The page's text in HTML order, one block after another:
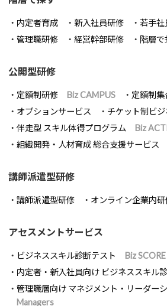
内定者育成 新入社員研修 若手社
管理職研修
経営幹部研修 階層で
公開型研修
定額制研修 Biz CAMPUS 定額制集
オプションサービス
チケット制ビ
伴走型 スキル体得プログラム
Biz
組織開発・人材育成 総合支援サービス
講師派遣型研修
講師派遣型研修 オンライン企業内研
アセスメントサービス
ビジネススキル診断テスト
Biz
内定者・新入社員向け ビジネススキル
管理職層向け マネジメント・リーダー
Managers